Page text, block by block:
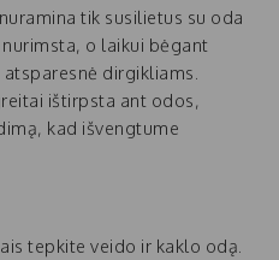
tik susilietus su oda
o laikui bėgant
dirgikliams.
ištirpsta ant odos,
kad išvengtume
tepkite veido ir kaklo odą.